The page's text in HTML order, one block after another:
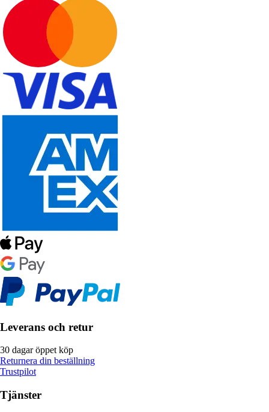
Leverans och retur
30 dagar öppet köp
Returnera din beställning
Trustpilot
Tjänster